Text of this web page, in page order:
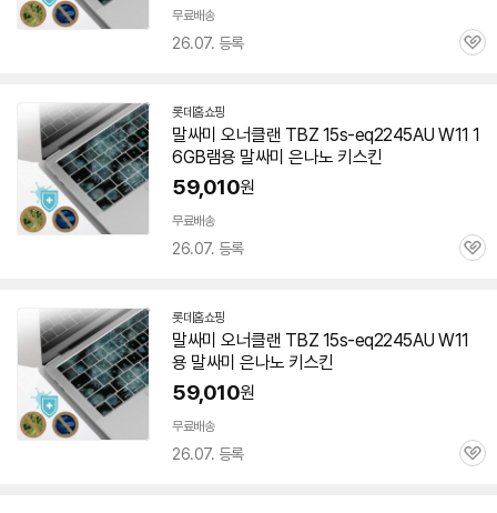
무료배송
26.07. 등록
관
롯데홈쇼핑
말싸미 오너클랜 TBZ 15s-eq2245AU W11 1
6GB램용 말싸미 은나노 키스킨
59,010원
무료배송
26.07. 등록
관
롯데홈쇼핑
말싸미 오너클랜 TBZ 15s-eq2245AU W11
용 말싸미 은나노 키스킨
59,010원
무료배송
26.07. 등록
관